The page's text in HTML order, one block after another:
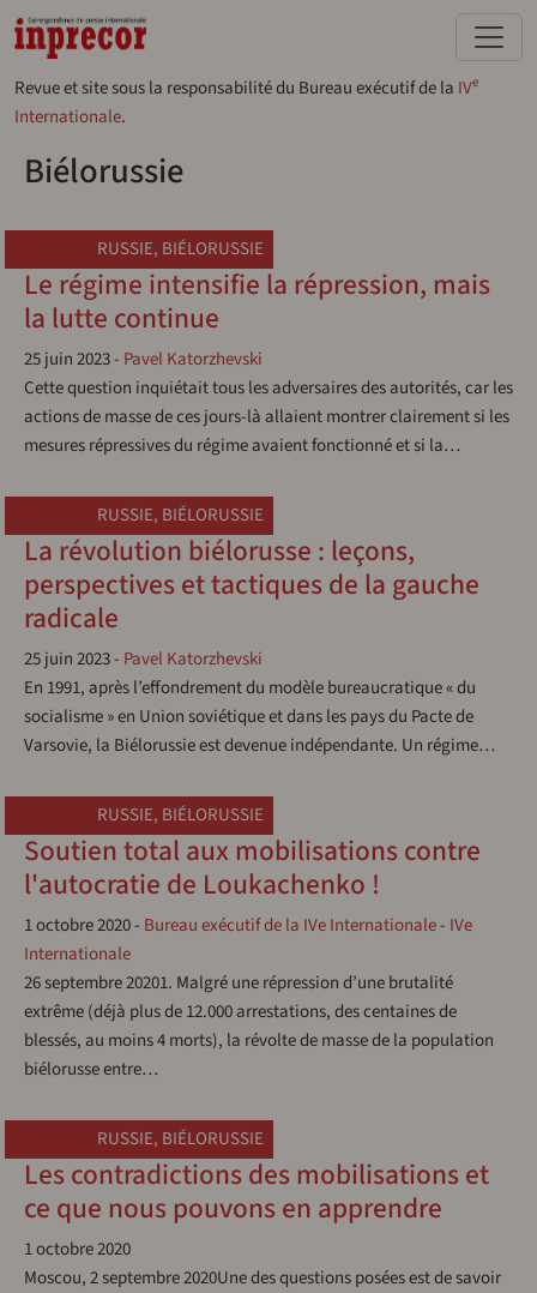
Aller au contenu principal
Revue et site sous la responsabilité du Bureau exécutif de la IVe
Internationale.
Biélorussie
RUSSIE, BIÉLORUSSIE
Le régime intensifie la répression, mais
la lutte continue
25 juin 2023- Pavel Katorzhevski
Cette question inquiétait tous les adversaires des autorités, car les
actions de masse de ces jours-là allaient montrer clairement si les
mesures répressives du régime avaient fonctionné et si la…
RUSSIE, BIÉLORUSSIE
La révolution biélorusse : leçons,
perspectives et tactiques de la gauche
radicale
25 juin 2023- Pavel Katorzhevski
En 1991, après l’effondrement du modèle bureaucratique « du
socialisme » en Union soviétique et dans les pays du Pacte de
Varsovie, la Biélorussie est devenue indépendante. Un régime…
RUSSIE, BIÉLORUSSIE
Soutien total aux mobilisations contre
l'autocratie de Loukachenko !
1 octobre 2020- Bureau exécutif de la IVe Internationale- IVe
Internationale
26 septembre 20201. Malgré une répression d’une brutalité
extrême (déjà plus de 12.000 arrestations, des centaines de
blessés, au moins 4 morts), la révolte de masse de la population
biélorusse entre…
RUSSIE, BIÉLORUSSIE
Les contradictions des mobilisations et
ce que nous pouvons en apprendre
1 octobre 2020
Moscou, 2 septembre 2020Une des questions posées est de savoir